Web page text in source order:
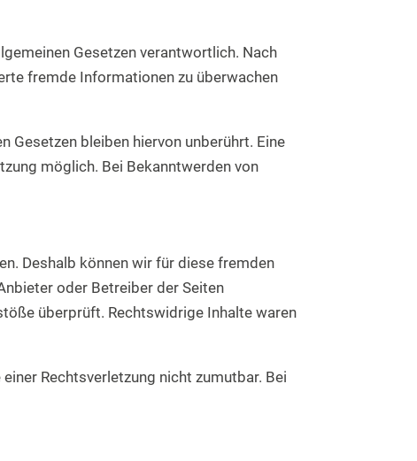
Gesetzen verantwortlich. Nach
fremde Informationen zu überwachen
Gesetzen bleiben hiervon unberührt. Eine
möglich. Bei Bekanntwerden von
Deshalb können wir für diese fremden
oder Betreiber der Seiten
überprüft. Rechtswidrige Inhalte waren
Rechtsverletzung nicht zumutbar. Bei